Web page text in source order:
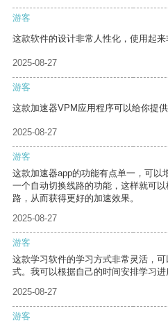
游客
这款软件的设计非常人性化，使用起来
2025-08-27
游客
这款加速器VPM应用程序可以给你提
2025-08-27
游客
这款加速器app的功能有点单一，可以
一个自动切换线路的功能，这样就可
路，从而获得更好的加速效果。
2025-08-27
游客
这款学习软件的学习方式非常灵活，
式。我可以根据自己的时间安排学习进
2025-08-27
游客